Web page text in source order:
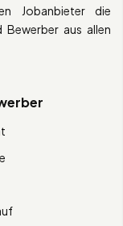
Jobanbieter die
aus allen